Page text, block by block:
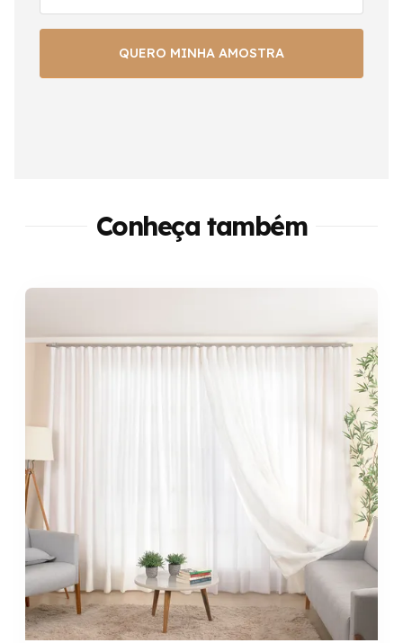
Conheça também